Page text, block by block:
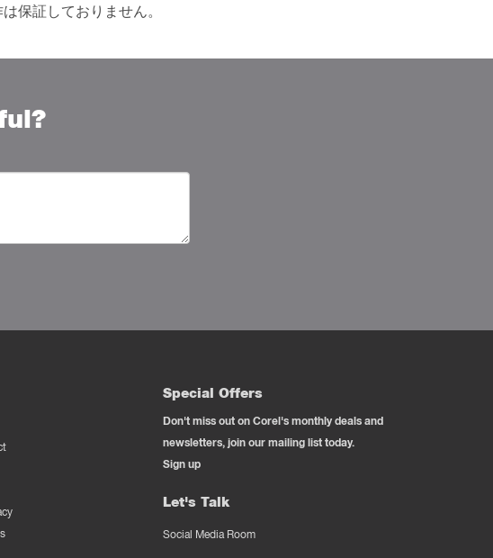
保証しておりません。
Special Offers
Don't miss out on Corel's monthly deals and
newsletters, join our mailing list today.
Sign up
Let's Talk
Social Media Room